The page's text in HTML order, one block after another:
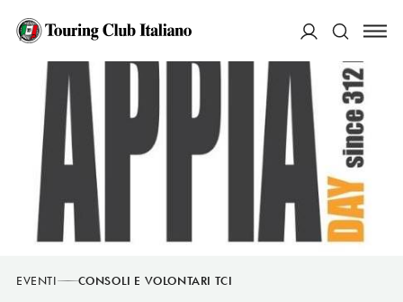
Cerca
EVENTI CONSOLI E VOLONTARI TCI